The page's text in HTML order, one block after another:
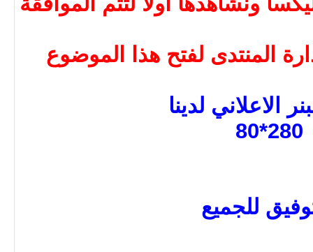
المنتدى لفتح هذا الموضوع
الاعلاني لدينا
280*80
للجميع